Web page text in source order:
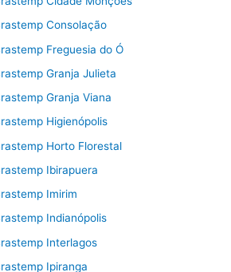
Consolação
Freguesia do Ó
Granja Julieta
Granja Viana
Higienópolis
Horto Florestal
Ibirapuera
Imirim
Indianópolis
Interlagos
Ipiranga